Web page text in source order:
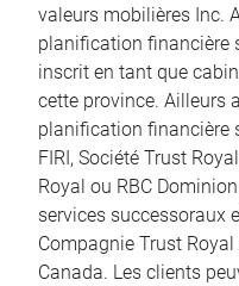
valeurs mobilières Inc.
planification financière
inscrit en tant que
cette province. Ailleurs
planification financière
FIRI, Société Trust
Royal ou RBC
services successoraux
Compagnie Trust
Canada. Les clients